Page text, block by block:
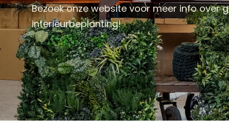
Bezoek onze website voor meer info over
interieurbeplanting!
KUNSTPLANTEN HANGPLANTEN